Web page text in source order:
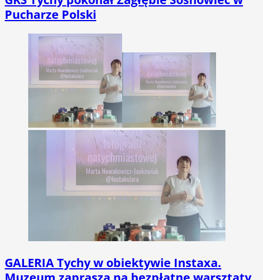
Pucharze Polski
GALERIATychy w obiektywie Instaxa.